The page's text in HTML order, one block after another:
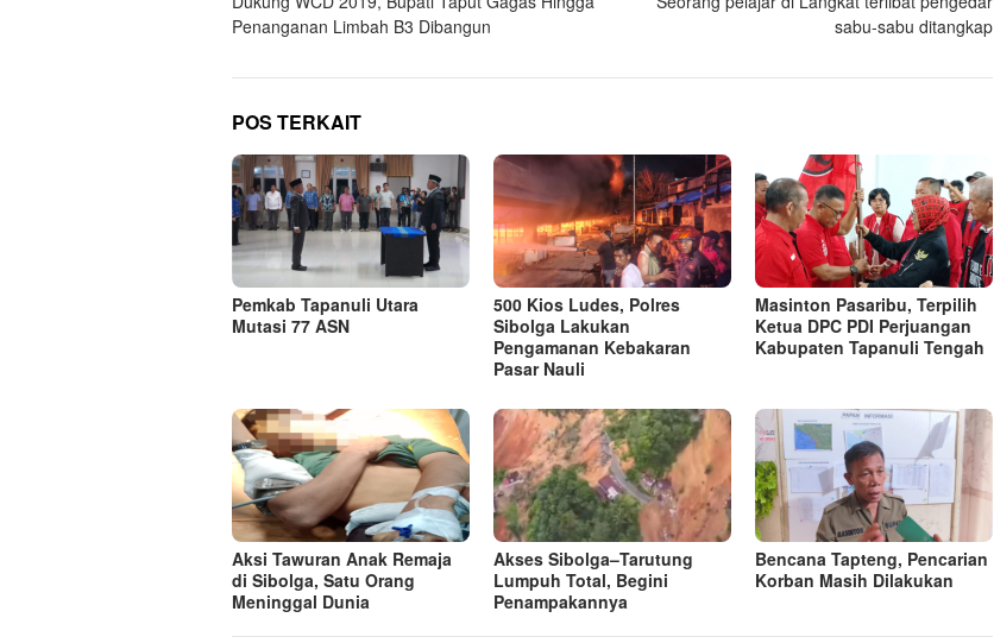
pos
Penanganan Limbah B3 Dibangun
sabu-sabu ditangkap
POS TERKAIT
Pemkab Tapanuli Utara
Mutasi 77 ASN
500 Kios Ludes, Polres
Sibolga Lakukan
Pengamanan Kebakaran
Pasar Nauli
Masinton Pasaribu, Terpilih
Ketua DPC PDI Perjuangan
Kabupaten Tapanuli Tengah
Aksi Tawuran Anak Remaja
di Sibolga, Satu Orang
Meninggal Dunia
Akses Sibolga–Tarutung
Lumpuh Total, Begini
Penampakannya
Bencana Tapteng, Pencarian
Korban Masih Dilakukan